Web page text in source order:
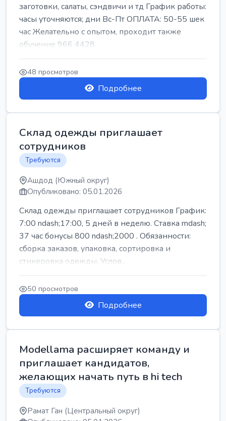
заготовки, салаты, сэндвичи и тд График работы:
часы уточняются; дни Вс-Пт ОПЛАТА: 50-55 шек
час Желательно с опытом, проходит также
обучение 966 4428
48 просмотров
Подробнее
Склад одежды приглашает
сотрудников
Требуются
Ашдод (Южный округ)
Опубликовано: 05.01.2026
Склад одежды приглашает сотрудников График:
7:00 ndash;17:00, 5 дней в неделю. Ставка mdash;
37 час бонусы 800 ndash;2000 . Обязанности:
сборка заказов, упаковка, сортировка и
стикеровка одежды. Услов...
50 просмотров
Подробнее
Modellama расширяет команду и
приглашает кандидатов,
желающих начать путь в hi tech
Требуются
Рамат Ган (Центральный округ)